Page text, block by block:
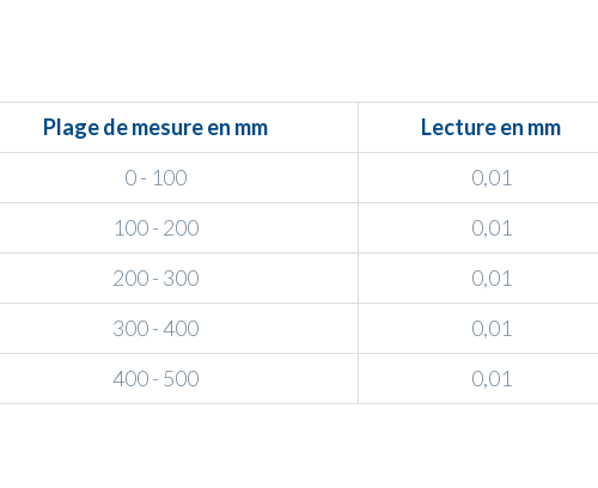
Plage de mesure en mm Lecture en mm
0 - 100 0,01
100 - 200 0,01
200 - 300 0,01
300 - 400 0,01
400 - 500 0,01